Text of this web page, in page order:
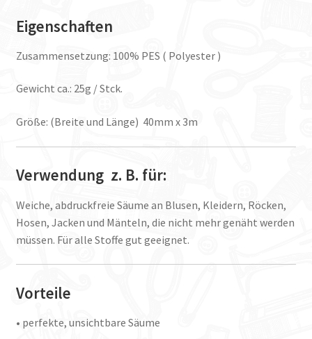
Eigenschaften
Zusammensetzung: 100% PES ( Polyester )
Gewicht ca.: 25g / Stck.
Größe: (Breite und Länge) 40mm x 3m
Verwendung z. B. für:
Weiche, abdruckfreie Säume an Blusen, Kleidern, Röcken,
Hosen, Jacken und Mänteln, die nicht mehr genäht werden
müssen. Für alle Stoffe gut geeignet.
Vorteile
• perfekte, unsichtbare Säume